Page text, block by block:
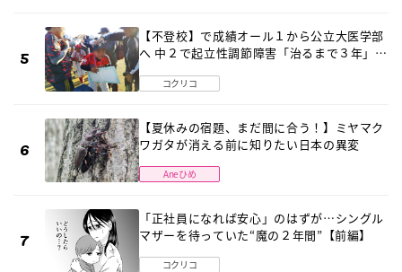
【不登校】で成績オール１から公立大医学部
へ 中２で起立性調節障害「治るまで３年」の
コクリコ
【夏休みの宿題、まだ間に合う！】ミヤマク
ワガタが消える前に知りたい日本の異変
Aneひめ
「正社員になれば安心」のはずが…シングル
マザーを待っていた“魔の２年間”【前編】
コクリコ